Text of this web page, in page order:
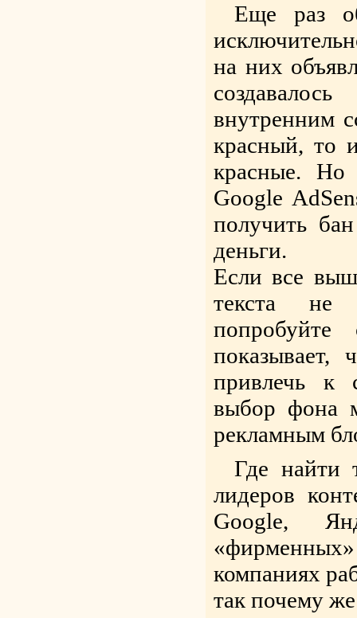
Еще раз
на них
внутренним
красный, то
красные. Но
Google
получить
деньги.
Если все
текста не
показывает,
привлечь к
выбор фона
рекламным
Где найти
лидеров
Google,
компаниях
так почему